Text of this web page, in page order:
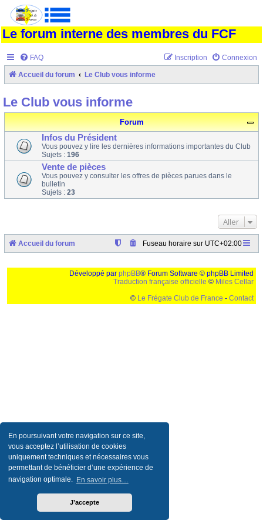
En poursuivant votre navigation sur ce site,
vous acceptez l’utilisation de cookies
uniquement techniques et nécessaires vous
permettant de bénéficier d’une expérience de
navigation optimale. En savoir plus…
J’accepte
Le forum interne des membres du FCF
FAQ Connexion
Inscription
Accueil du forum Le Club vous informe
Le Club vous informe
Forum
Infos du Président
Vous pouvez y lire les dernières informations importantes du Club
Sujets : 196
Vente de pièces
Vous pouvez y consulter les offres de pièces parues dans le
bulletin
Sujets : 23
Aller
Accueil du forum Fuseau horaire sur UTC+02:00
Développé par phpBB® Forum Software © phpBB Limited
Traduction française officielle © Miles Cellar
© Le Frégate Club de France - Contact